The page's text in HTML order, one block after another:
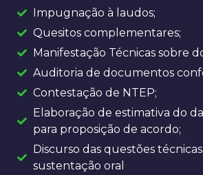
Impugnação à laudos;
Quesitos complementares;
Manifestação Técnicas sobre
Auditoria de documentos
Contestação de NTEP;
Elaboração de estimativa do
para proposição de acordo;
Discurso das questões
sustentação oral